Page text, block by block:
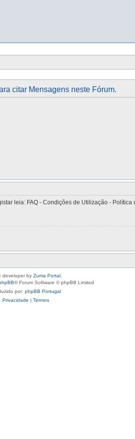
citar Mensagens neste Fórum.
leia: FAQ - Condições de Utilização -
developer by Zuma Portal
® Forum Software © phpBB Limited
por: phpBB Portugal
Privacidade | Termos